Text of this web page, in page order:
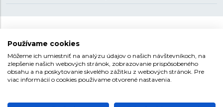
Názov kolekcie nie je len tak hocijaký, pretože všetky
hodinky Festina SWISS MADE sú vyrobené podľa zásad
a pravidiel, vďaka ktorým sa týmto titulom môžu
nazývať. Kolekcia ponúka ako modely s quartzovým
Používame cookies
Môžeme ich umiestniť na analýzu údajov o našich návštevníkoch, na
zlepšenie našich webových stránok, zobrazovanie prispôsobeného
obsahu a na poskytovanie skvelého zážitku z webových stránok. Pre
viac informácií o cookies používame otvorené nastavenia.